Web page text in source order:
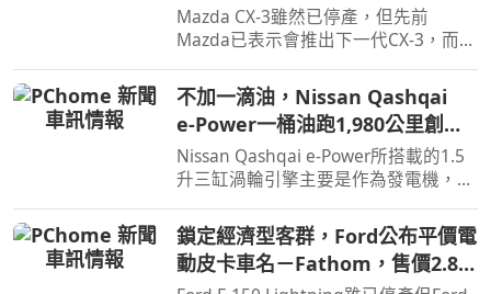
Mazda CX-3雖然已停產，但先前
Mazda已表示會推出下一代CX-3，而就
在近日Mazda於會議報告中就透露了新
一代CX-3。
不加一滴油，Nissan Qashqai
e‑Power一桶油跑1,980公里創金
氏世界紀錄
Nissan Qashqai e‑Power所搭載的1.5
升三缸渦輪引擎主要是作為發電機，因
這也讓Qashqai e‑Power擁有高效的里
程表現，日前就創下非純電與PHEV行
駛里程最高金氏世界紀錄…
鎖定經濟型客群，Ford公布平價電
動皮卡車名－Fathom，售價2.8萬